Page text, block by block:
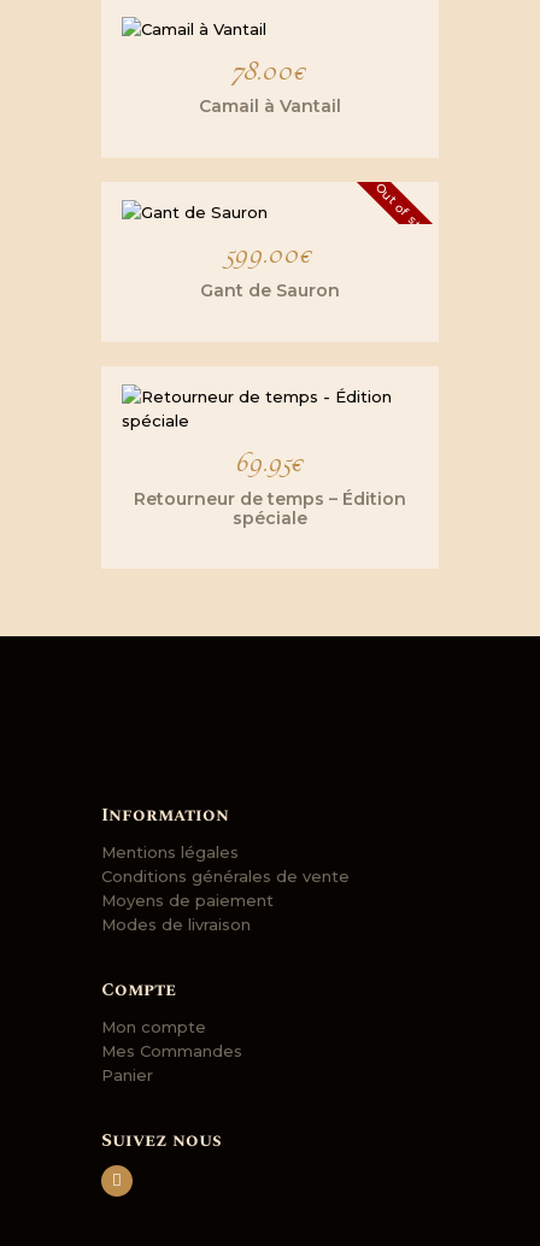
78.00€
Camail à Vantail
Out of stock
599.00€
Gant de Sauron
69.95€
Retourneur de temps – Édition
spéciale
Information
Mentions légales
Conditions générales de vente
Moyens de paiement
Modes de livraison
Compte
Mon compte
Mes Commandes
Panier
Suivez nous